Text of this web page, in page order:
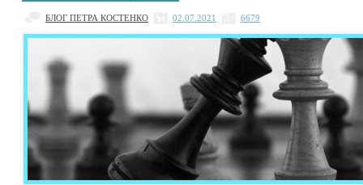
БЛОГ ПЕТРА КОСТЕНКО 02.07.2021 6679